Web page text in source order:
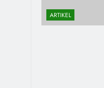
ARTIKEL